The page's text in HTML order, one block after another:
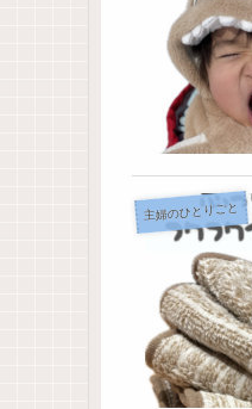
主婦のひとりごと